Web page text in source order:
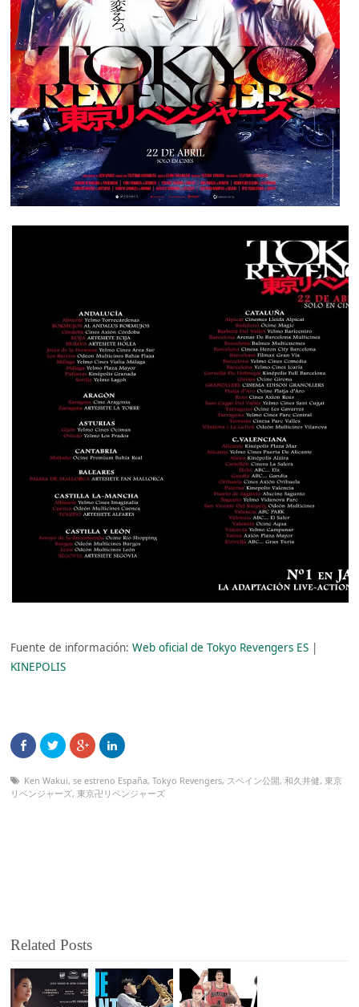
Fuente de información:Web oficial de Tokyo Revengers ES |
KINEPOLIS
Ken Wakui,se estreno España,Tokyo Revengers, スペイン公開,和久井健,東京
リベンジャーズ,東京卍リベンジャーズ
Related Posts